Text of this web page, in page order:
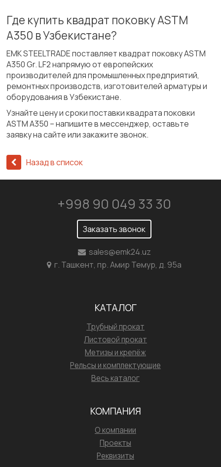
Где купить квадрат поковку ASTM
A350 в Узбекистане?
ЕМК STEELTRADE поставляет квадрат поковку ASTM
A350 Gr. LF2 напрямую от европейских
производителей для промышленных предприятий,
ремонтных производств, изготовителей арматуры и
оборудования в Узбекистане.
Узнайте цену и сроки поставки квадрата поковки
ASTM A350 – напишите в мессенджер, оставьте
заявку на сайте или закажите звонок.
Назад в список
+998 90 049 33 30
Заказать звонок
sales@emk24.uz
г. Ташкент, пр. Амир Темур, д. 95а
КАТАЛОГ
Трубный прокат
Листовой прокат
Метизы и крепёж
Рельсы и комплектующие
Весь каталог
КОМПАНИЯ
О компании
Проекты
Реквизиты